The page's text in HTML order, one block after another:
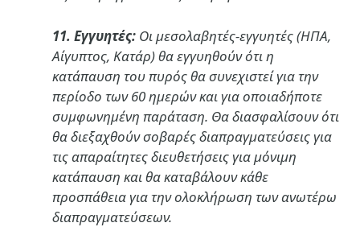
11. Εγγυητές: Οι μεσολαβητές-εγγυητές (ΗΠΑ,
Αίγυπτος, Κατάρ) θα εγγυηθούν ότι η
κατάπαυση του πυρός θα συνεχιστεί για την
περίοδο των 60 ημερών και για οποιαδήποτε
συμφωνημένη παράταση. Θα διασφαλίσουν ότι
θα διεξαχθούν σοβαρές διαπραγματεύσεις για
τις απαραίτητες διευθετήσεις για μόνιμη
κατάπαυση και θα καταβάλουν κάθε
προσπάθεια για την ολοκλήρωση των ανωτέρω
διαπραγματεύσεων.